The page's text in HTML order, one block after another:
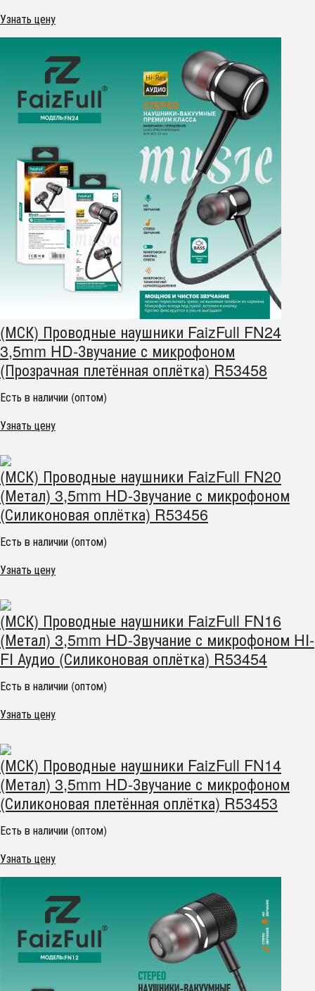
Узнать цену
(МСК) Проводные наушники FaizFull FN24
3,5mm HD-Звучание с микрофоном
(Прозрачная плетённая оплётка) R53458
Есть в наличии (оптом)
Узнать цену
(МСК) Проводные наушники FaizFull FN20
(Метал) 3,5mm HD-Звучание с микрофоном
(Силиконовая оплётка) R53456
Есть в наличии (оптом)
Узнать цену
(МСК) Проводные наушники FaizFull FN16
(Метал) 3,5mm HD-Звучание с микрофоном HI-
FI Аудио (Силиконовая оплётка) R53454
Есть в наличии (оптом)
Узнать цену
(МСК) Проводные наушники FaizFull FN14
(Метал) 3,5mm HD-Звучание с микрофоном
(Силиконовая плетённая оплётка) R53453
Есть в наличии (оптом)
Узнать цену